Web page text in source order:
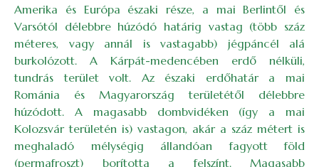
Amerika és Európa északi része, a mai Berlintől és
Varsótól délebbre húzódó határig vastag (több száz
méteres, vagy annál is vastagabb) jégpáncél alá
burkolózott. A Kárpát-medencében erdő nélküli,
tundrás terület volt. Az északi erdőhatár a mai
Románia és Magyarország területétől délebbre
húzódott. A magasabb dombvidéken (így a mai
Kolozsvár területén is) vastagon, akár a száz métert is
meghaladó mélységig állandóan fagyott föld
(permafroszt) borította a felszínt. Magasabb